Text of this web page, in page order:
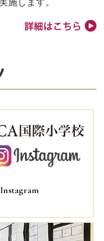
施します。